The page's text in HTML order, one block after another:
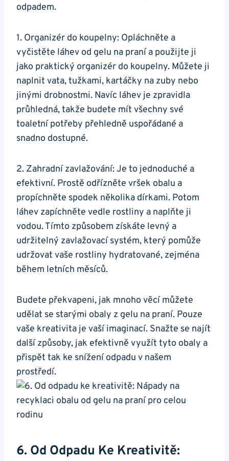
odpadem.
1. Organizér do‍ koupelny: Opláchněte ⁢a
vyčistěte láhev od gelu na praní a použijte ji
jako praktický organizér do koupelny. Můžete ji
naplnit vata, tužkami, kartáčky na zuby nebo
jinými​ drobnostmi. Navíc láhev je zpravidla
průhledná, takže budete mít všechny své
toaletní potřeby přehledně uspořádané a
snadno dostupné.
2. Zahradní zavlažování: Je to jednoduché a
efektivní. Prostě odřízněte vršek obalu a
propíchněte spodek několika dírkami. Potom
láhev zapíchněte vedle rostliny a naplňte ji
vodou. Tímto způsobem získáte levný a
udržitelný ​zavlažovací systém, který pomůže
‌udržovat vaše rostliny hydratované, zejména
během letních měsíců.
Budete ⁣překvapeni, jak mnoho věcí můžete
udělat se ‍starými obaly z gelu na praní.‌ Pouze
vaše kreativita je vaší imaginací. Snažte se najít
další způsoby, jak‌ efektivně využít tyto obaly a
přispět tak ke snížení⁣ odpadu v našem
prostředí.
6. Od Odpadu Ke⁢ Kreativitě: